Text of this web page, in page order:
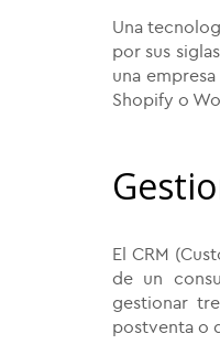
Una
por sus
una
Shopify o
El CRM
de un
gestionar
postventa o